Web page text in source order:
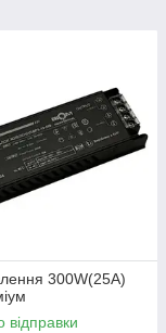
300W(25A)
відправки